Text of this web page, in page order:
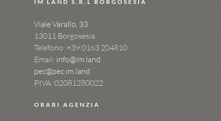
IM LAND S.R.L BORGOSESIA
Viale Varallo, 33
13011 Borgosesia
Telefono: +390163 204810
Email: info@im.land
pec@pec.im.land
PIVA: 02081280022
ORARI AGENZIA